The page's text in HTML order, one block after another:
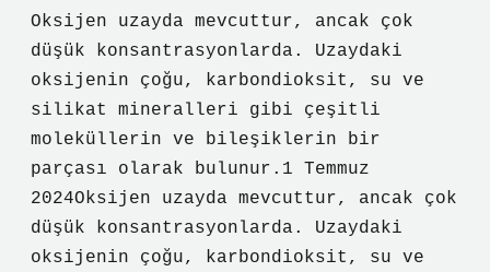
Oksijen uzayda mevcuttur, ancak çok
düşük konsantrasyonlarda. Uzaydaki
oksijenin çoğu, karbondioksit, su ve
silikat mineralleri gibi çeşitli
moleküllerin ve bileşiklerin bir
parçası olarak bulunur.1 Temmuz
2024Oksijen uzayda mevcuttur, ancak çok
düşük konsantrasyonlarda. Uzaydaki
oksijenin çoğu, karbondioksit, su ve